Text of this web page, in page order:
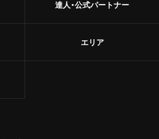
達人・公式パートナー
エリア